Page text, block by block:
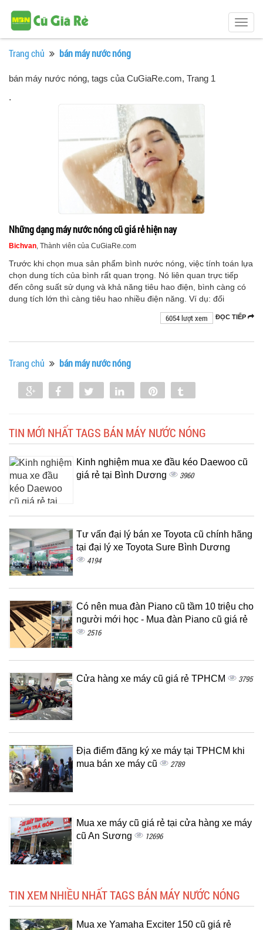
Trang chủ bán máy nước nóng
bán máy nước nóng, tags của CuGiaRe.com, Trang 1
.
Những dạng máy nước nóng cũ giá rẻ hiện nay
Bichvan, Thành viên của CuGiaRe.com
Trước khi chọn mua sản phẩm bình nước nóng, việc tính toán lựa
chọn dung tích của bình rất quan trọng. Nó liên quan trực tiếp
đến công suất sử dụng và khả năng tiêu hao điện, bình càng có
dung tích lớn thì càng tiêu hao nhiều điện năng. Ví dụ: đối
ĐỌC TIẾP
6054 lượt xem
Trang chủ bán máy nước nóng
Share Share Tweet Share
TIN MỚI NHẤT TAGS BÁN MÁY NƯỚC NÓNG
Kinh nghiệm mua xe đầu kéo Daewoo cũ
giá rẻ tại Bình Dương
3960
Tư vấn đại lý bán xe Toyota cũ chính hãng
tại đại lý xe Toyota Sure Bình Dương
4194
Có nên mua đàn Piano cũ tầm 10 triệu cho
người mới học - Mua đàn Piano cũ giá rẻ
2516
Cửa hàng xe máy cũ giá rẻ TPHCM 3795
Địa điểm đăng ký xe máy tại TPHCM khi
mua bán xe máy cũ
2789
Mua xe máy cũ giá rẻ tại cửa hàng xe máy
cũ An Sương
12696
TIN XEM NHIỀU NHẤT TAGS BÁN MÁY NƯỚC NÓNG
Mua xe Yamaha Exciter 150 cũ giá rẻ